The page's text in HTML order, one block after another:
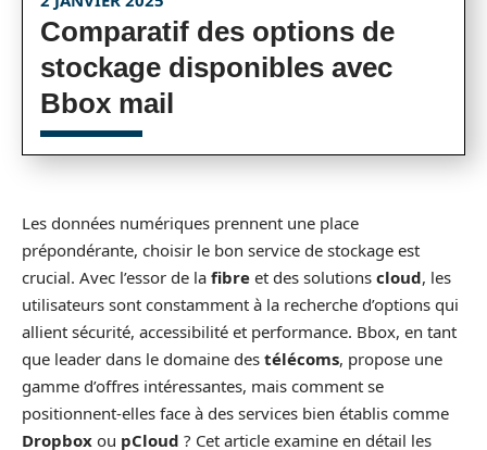
Comparatif des options de
stockage disponibles avec
Bbox mail
Les données numériques prennent une place
prépondérante, choisir le bon service de stockage est
crucial. Avec l’essor de la fibre et des solutions cloud, les
utilisateurs sont constamment à la recherche d’options qui
allient sécurité, accessibilité et performance. Bbox, en tant
que leader dans le domaine des télécoms, propose une
gamme d’offres intéressantes, mais comment se
positionnent-elles face à des services bien établis comme
Dropbox ou pCloud ? Cet article examine en détail les